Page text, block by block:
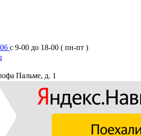
с 9-00 до 18-00 ( пн-пт )
Пальме, д. 1